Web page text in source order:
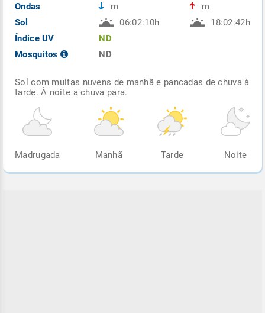
Ondas
Sol
Índice UV
Mosquitos
m
06:02:10h
ND
ND
m
18:02:42h
Sol com muitas nuvens de manhã e pancadas de chuva à
tarde. À noite a chuva para.
Madrugada Manhã Tarde Noite